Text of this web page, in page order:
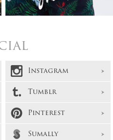
Instagram
Tumblr
Pinterest
Sumally